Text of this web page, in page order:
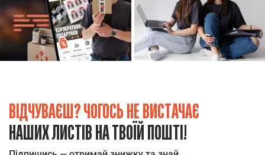
ВІДЧУВАЄШ? ЧОГОСЬ НЕ ВИСТАЧАЄ
НАШИХ ЛИСТІВ НА ТВОЇЙ ПОШТІ!